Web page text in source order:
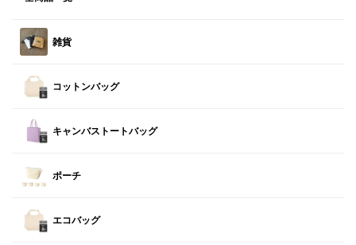
雑貨
コットンバッグ
キャンバストートバッグ
ポーチ
エコバッグ